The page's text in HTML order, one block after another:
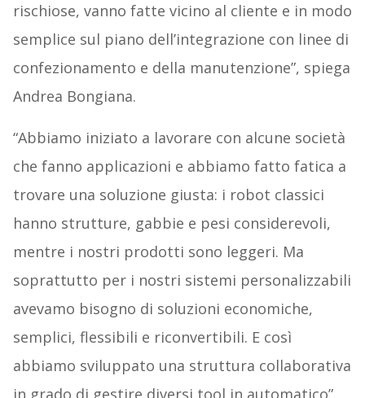
rischiose, vanno fatte vicino al cliente e in modo
semplice sul piano dell’integrazione con linee di
confezionamento e della manutenzione”, spiega
Andrea Bongiana.
“Abbiamo iniziato a lavorare con alcune società
che fanno applicazioni e abbiamo fatto fatica a
trovare una soluzione giusta: i robot classici
hanno strutture, gabbie e pesi considerevoli,
mentre i nostri prodotti sono leggeri. Ma
soprattutto per i nostri sistemi personalizzabili
avevamo bisogno di soluzioni economiche,
semplici, flessibili e riconvertibili. E così
abbiamo sviluppato una struttura collaborativa